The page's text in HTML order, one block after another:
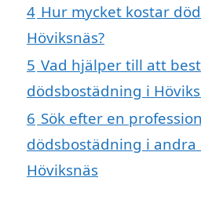
4 Hur mycket kostar
Höviksnäs?
5 Vad hjälper till att
dödsbostädning i
6 Sök efter en
dödsbostädning i andra
Höviksnäs